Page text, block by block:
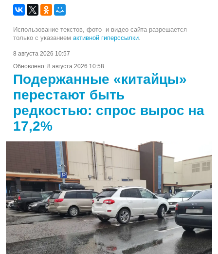
Использование текстов, фото- и видео сайта разрешается
только с указанием активной гиперссылки.
8 августа 2026 10:57
Обновлено: 8 августа 2026 10:58
Подержанные «китайцы»
перестают быть
редкостью: спрос вырос на
17,2%